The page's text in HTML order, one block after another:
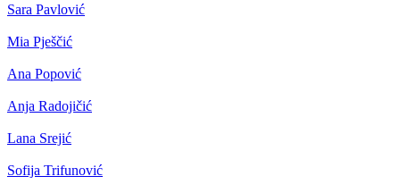
Sara Pavlović
Mia Pješčić
Ana Popović
Anja Radojičić
Lana Srejić
Sofija Trifunović